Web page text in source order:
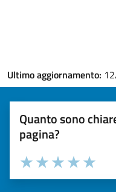
Ultimo aggiornamento:
Quanto sono
pagina?
Valuta la chiarezza delle
Seleziona il numero di
Valuta
Valuta 4
Valuta 3 stelle
Valuta 2 stelle su 5
Valuta 1 stelle su 5